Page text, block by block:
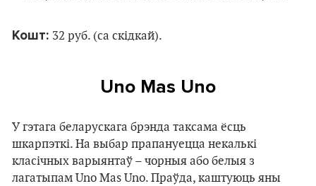
Кошт: 32 руб. (са скідкай).
Uno Mas Uno
У гэтага беларускага брэнда таксама ёсць
шкарпэткі. На выбар прапануецца некалькі
класічных варыянтаў – чорныя або белыя з
лагатыпам Uno Mas Uno. Праўда, каштуюць яны